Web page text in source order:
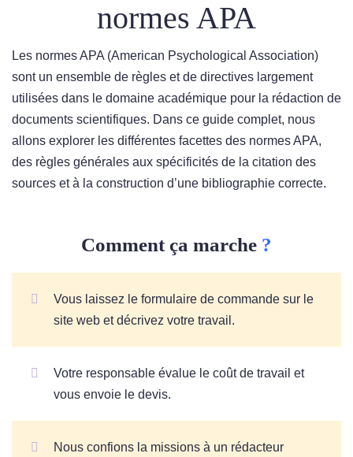
normes APA
Les normes APA (American Psychological Association)
sont un ensemble de règles et de directives largement
utilisées dans le domaine académique pour la rédaction de
documents scientifiques. Dans ce guide complet, nous
allons explorer les différentes facettes des normes APA,
des règles générales aux spécificités de la citation des
sources et à la construction d’une bibliographie correcte.
Comment ça marche ?
Vous laissez le formulaire de commande sur le
site web et décrivez votre travail.
Votre responsable évalue le coût de travail et
vous envoie le devis.
Nous confions la missions à un rédacteur